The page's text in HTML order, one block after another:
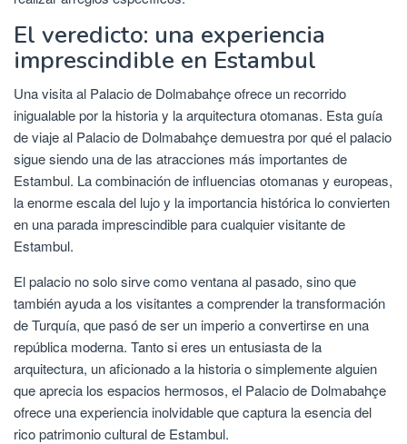
El veredicto: una experiencia
imprescindible en Estambul
Una visita al Palacio de Dolmabahçe ofrece un recorrido
inigualable por la historia y la arquitectura otomanas. Esta guía
de viaje al Palacio de Dolmabahçe demuestra por qué el palacio
sigue siendo una de las atracciones más importantes de
Estambul. La combinación de influencias otomanas y europeas,
la enorme escala del lujo y la importancia histórica lo convierten
en una parada imprescindible para cualquier visitante de
Estambul.
El palacio no solo sirve como ventana al pasado, sino que
también ayuda a los visitantes a comprender la transformación
de Turquía, que pasó de ser un imperio a convertirse en una
república moderna. Tanto si eres un entusiasta de la
arquitectura, un aficionado a la historia o simplemente alguien
que aprecia los espacios hermosos, el Palacio de Dolmabahçe
ofrece una experiencia inolvidable que captura la esencia del
rico patrimonio cultural de Estambul.